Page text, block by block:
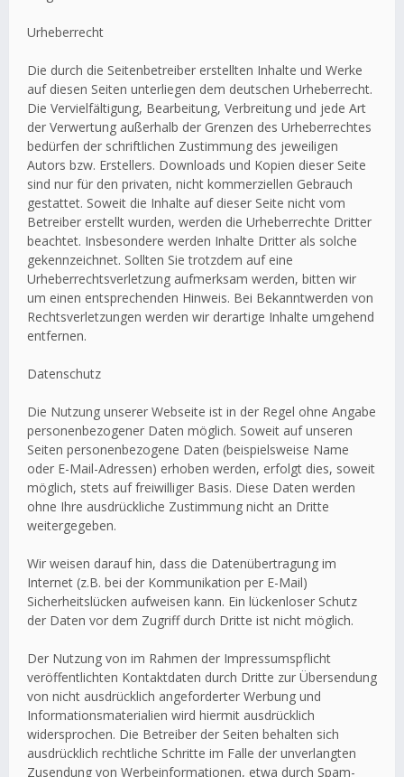
Urheberrecht
Die durch die Seitenbetreiber erstellten Inhalte und Werke
auf diesen Seiten unterliegen dem deutschen Urheberrecht.
Die Vervielfältigung, Bearbeitung, Verbreitung und jede Art
der Verwertung außerhalb der Grenzen des Urheberrechtes
bedürfen der schriftlichen Zustimmung des jeweiligen
Autors bzw. Erstellers. Downloads und Kopien dieser Seite
sind nur für den privaten, nicht kommerziellen Gebrauch
gestattet. Soweit die Inhalte auf dieser Seite nicht vom
Betreiber erstellt wurden, werden die Urheberrechte Dritter
beachtet. Insbesondere werden Inhalte Dritter als solche
gekennzeichnet. Sollten Sie trotzdem auf eine
Urheberrechtsverletzung aufmerksam werden, bitten wir
um einen entsprechenden Hinweis. Bei Bekanntwerden von
Rechtsverletzungen werden wir derartige Inhalte umgehend
entfernen.
Datenschutz
Die Nutzung unserer Webseite ist in der Regel ohne Angabe
personenbezogener Daten möglich. Soweit auf unseren
Seiten personenbezogene Daten (beispielsweise Name
oder E-Mail-Adressen) erhoben werden, erfolgt dies, soweit
möglich, stets auf freiwilliger Basis. Diese Daten werden
ohne Ihre ausdrückliche Zustimmung nicht an Dritte
weitergegeben.
Wir weisen darauf hin, dass die Datenübertragung im
Internet (z.B. bei der Kommunikation per E-Mail)
Sicherheitslücken aufweisen kann. Ein lückenloser Schutz
der Daten vor dem Zugriff durch Dritte ist nicht möglich.
Der Nutzung von im Rahmen der Impressumspflicht
veröffentlichten Kontaktdaten durch Dritte zur Übersendung
von nicht ausdrücklich angeforderter Werbung und
Informationsmaterialien wird hiermit ausdrücklich
widersprochen. Die Betreiber der Seiten behalten sich
ausdrücklich rechtliche Schritte im Falle der unverlangten
Zusendung von Werbeinformationen, etwa durch Spam-